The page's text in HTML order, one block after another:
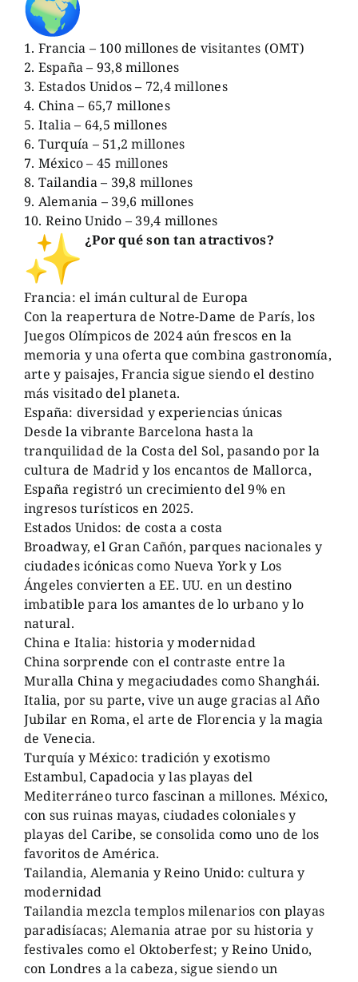
1. Francia – 100 millones de visitantes (OMT)
2. España – 93,8 millones
3. Estados Unidos – 72,4 millones
4. China – 65,7 millones
5. Italia – 64,5 millones
6. Turquía – 51,2 millones
7. México – 45 millones
8. Tailandia – 39,8 millones
9. Alemania – 39,6 millones
10. Reino Unido – 39,4 millones
¿Por qué son tan atractivos?
Francia: el imán cultural de Europa
Con la reapertura de Notre-Dame de París, los
Juegos Olímpicos de 2024 aún frescos en la
memoria y una oferta que combina gastronomía,
arte y paisajes, Francia sigue siendo el destino
más visitado del planeta.
España: diversidad y experiencias únicas
Desde la vibrante Barcelona hasta la
tranquilidad de la Costa del Sol, pasando por la
cultura de Madrid y los encantos de Mallorca,
España registró un crecimiento del 9% en
ingresos turísticos en 2025.
Estados Unidos: de costa a costa
Broadway, el Gran Cañón, parques nacionales y
ciudades icónicas como Nueva York y Los
Ángeles convierten a EE. UU. en un destino
imbatible para los amantes de lo urbano y lo
natural.
China e Italia: historia y modernidad
China sorprende con el contraste entre la
Muralla China y megaciudades como Shanghái.
Italia, por su parte, vive un auge gracias al Año
Jubilar en Roma, el arte de Florencia y la magia
de Venecia.
Turquía y México: tradición y exotismo
Estambul, Capadocia y las playas del
Mediterráneo turco fascinan a millones. México,
con sus ruinas mayas, ciudades coloniales y
playas del Caribe, se consolida como uno de los
favoritos de América.
Tailandia, Alemania y Reino Unido: cultura y
modernidad
Tailandia mezcla templos milenarios con playas
paradisíacas; Alemania atrae por su historia y
festivales como el Oktoberfest; y Reino Unido,
con Londres a la cabeza, sigue siendo un